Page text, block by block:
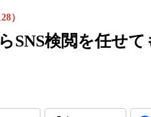
SNS検閲を任せて
）